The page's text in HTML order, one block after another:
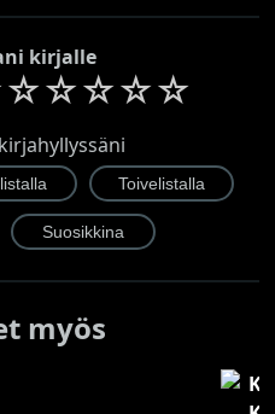
kirjalle
☆☆☆☆☆
myös